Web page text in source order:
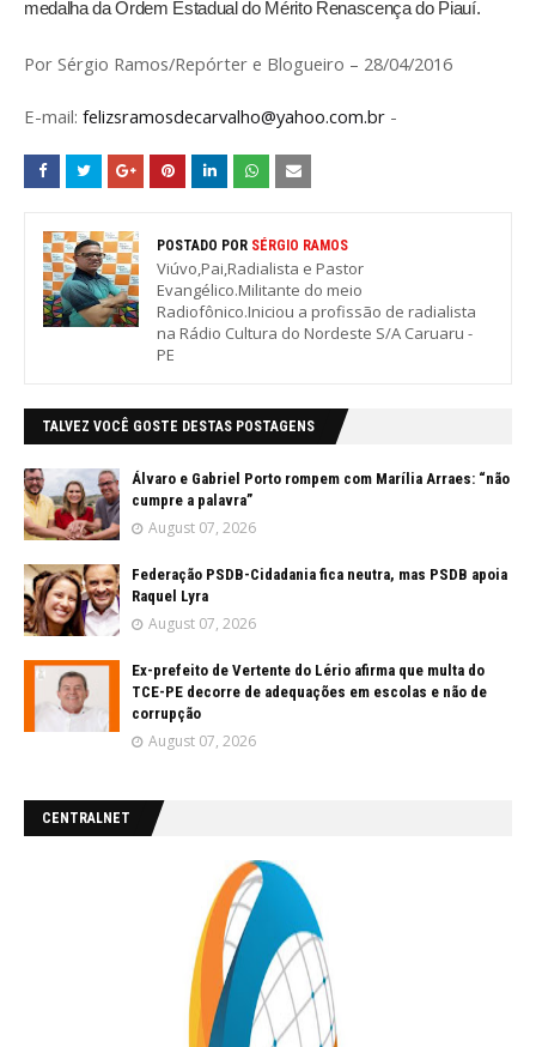
medalha da Ordem Estadual do Mérito Renascença do Piauí.
Por Sérgio Ramos/Repórter e Blogueiro – 28/04/2016
E-mail: felizsramosdecarvalho@yahoo.com.br -
POSTADO POR SÉRGIO RAMOS
Viúvo,Pai,Radialista e Pastor
Evangélico.Militante do meio
Radiofônico.Iniciou a profissão de radialista
na Rádio Cultura do Nordeste S/A Caruaru -
PE
TALVEZ VOCÊ GOSTE DESTAS POSTAGENS
Álvaro e Gabriel Porto rompem com Marília Arraes: “não
cumpre a palavra”
August 07, 2026
Federação PSDB-Cidadania fica neutra, mas PSDB apoia
Raquel Lyra
August 07, 2026
Ex-prefeito de Vertente do Lério afirma que multa do
TCE-PE decorre de adequações em escolas e não de
corrupção
August 07, 2026
CENTRALNET